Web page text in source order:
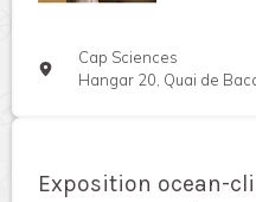
Cap Sciences
Hangar 20, Quai de
Exposition ocean-